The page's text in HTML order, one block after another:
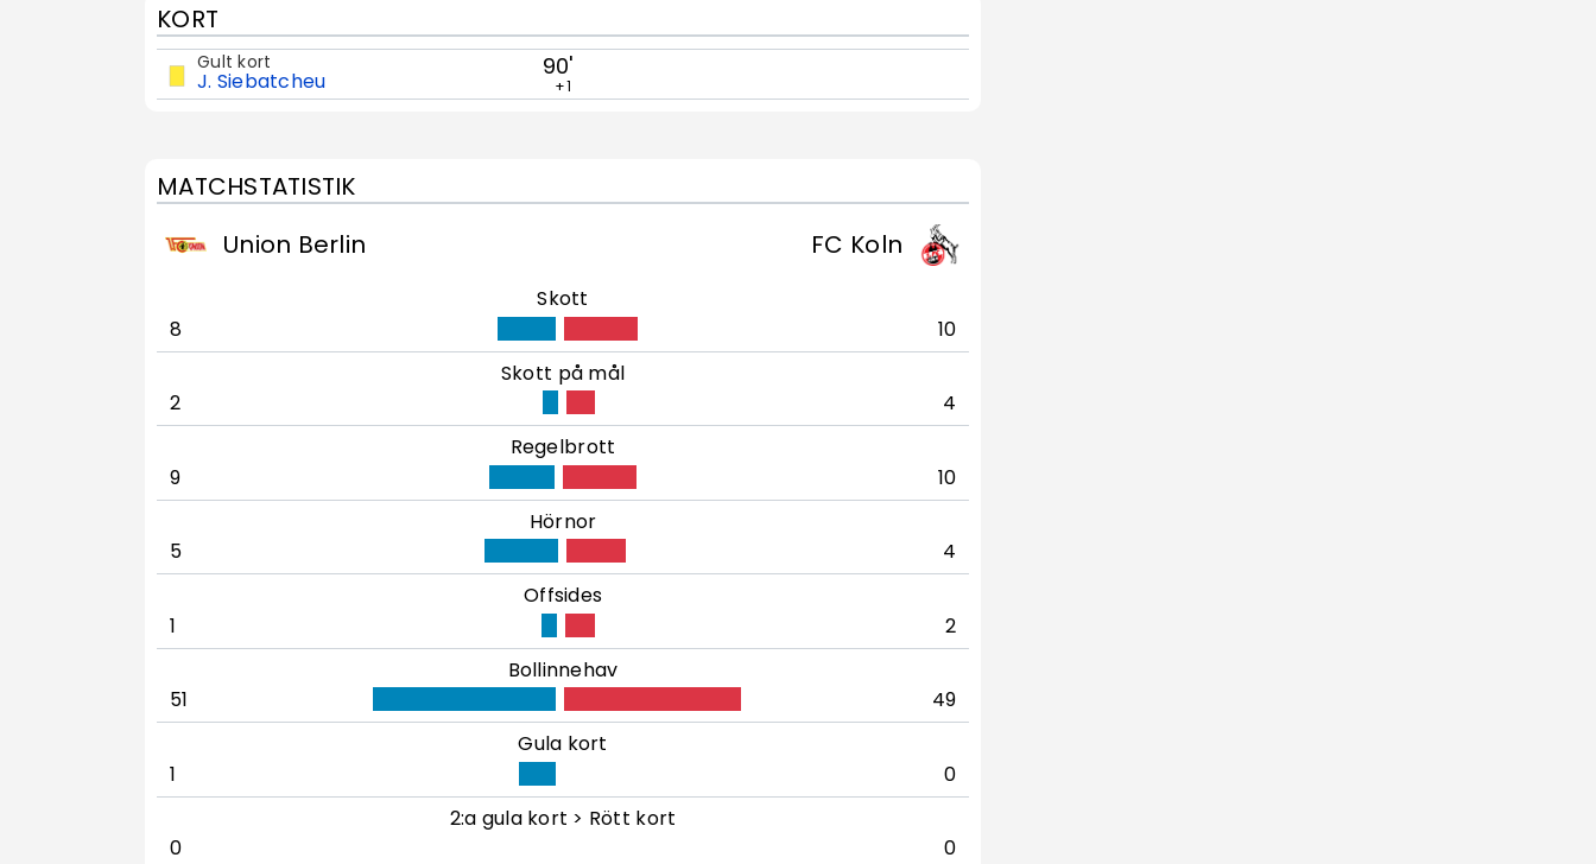
KORT
Gult kort
J. Siebatcheu
90'
+1
MATCHSTATISTIK
Union Berlin
FC Koln
Skott
8
10
Skott på mål
2
4
Regelbrott
9
10
Hörnor
5
4
Offsides
1
2
Bollinnehav
51
49
Gula kort
1
0
2:a gula kort > Rött kort
0
0